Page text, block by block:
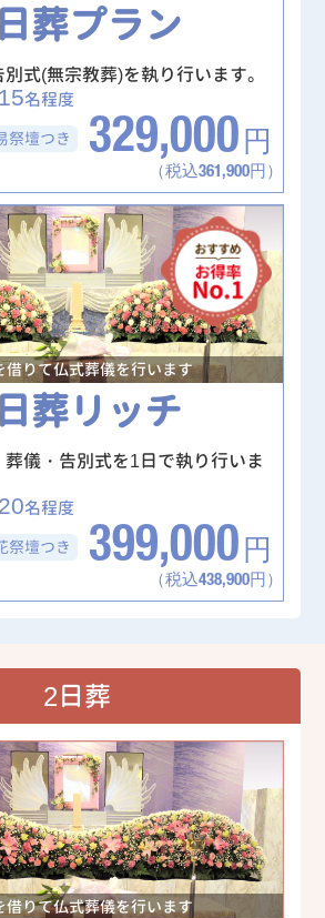
葬プラン
式(無宗教葬)を執り行います。
15名程度
祭壇つき 329,000 円
（税込361,900円）
借りて仏式葬儀を行います
葬リッチ
儀・告別式を1日で執り行いま
20名程度
祭壇つき 399,000 円
（税込438,900円）
2日葬
借りて仏式葬儀を行います